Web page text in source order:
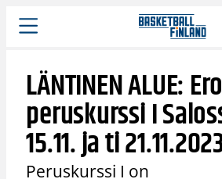
Siirry
sisältöön
LÄNTINEN ALUE:
peruskurssi I
15.11. ja ti
Peruskurssi I on